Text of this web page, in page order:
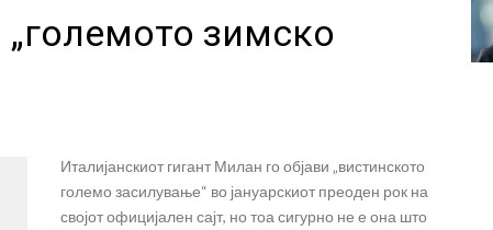
зимско
Италијанскиот гигант Милан го објави „вистинското
големо засилување“ во јануарскиот преоден рок на
својот официјален сајт, но тоа сигурно не е она што